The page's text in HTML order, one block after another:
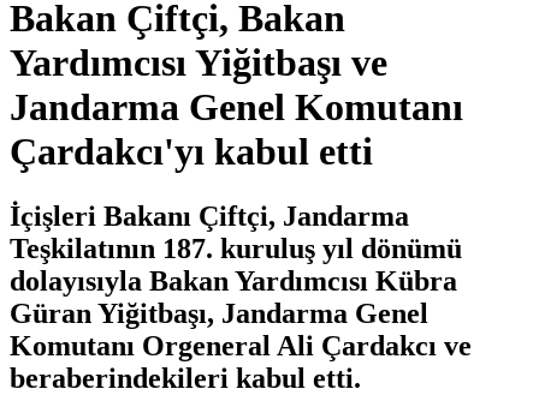
Bakan Çiftçi, Bakan
Yardımcısı Yiğitbaşı ve
Jandarma Genel Komutanı
Çardakcı'yı kabul etti
İçişleri Bakanı Çiftçi, Jandarma
Teşkilatının 187. kuruluş yıl dönümü
dolayısıyla Bakan Yardımcısı Kübra
Güran Yiğitbaşı, Jandarma Genel
Komutanı Orgeneral Ali Çardakcı ve
beraberindekileri kabul etti.